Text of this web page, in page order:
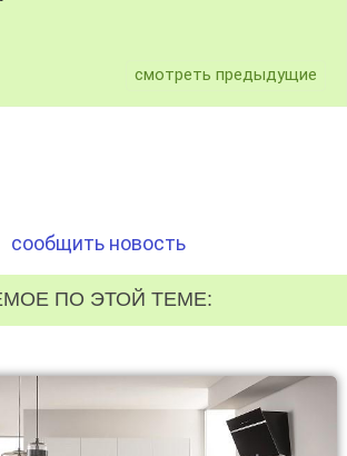
смотреть предыдущие
сообщить новость
ПО ЭТОЙ ТЕМЕ: